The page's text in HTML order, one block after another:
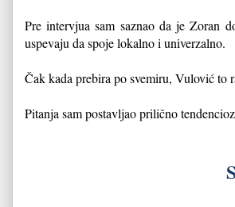
Pre intervjua sam saznao da je Zoran
uspevaju da spoje lokalno i univerzalno.
Čak kada prebira po svemiru, Vulović to
Pitanja sam postavljao prilično